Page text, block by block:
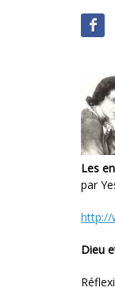
Les
par
http://
Dieu